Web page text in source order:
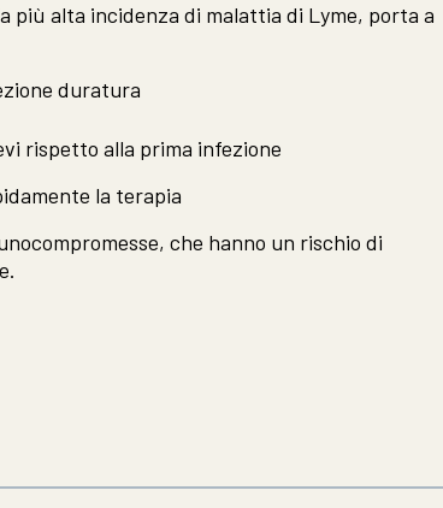
più alta incidenza di malattia di Lyme, porta a
duratura
rispetto alla prima infezione
la terapia
che hanno un rischio di